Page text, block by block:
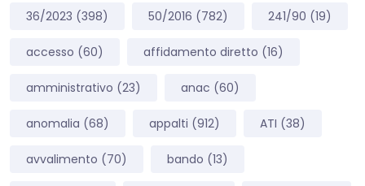
36/2023 (398) 50/2016 (782) 241/90 (19)
accesso (60) affidamento diretto (16)
amministrativo (23) anac (60)
anomalia (68) appalti (912) ATI (38)
avvalimento (70) bando (13)